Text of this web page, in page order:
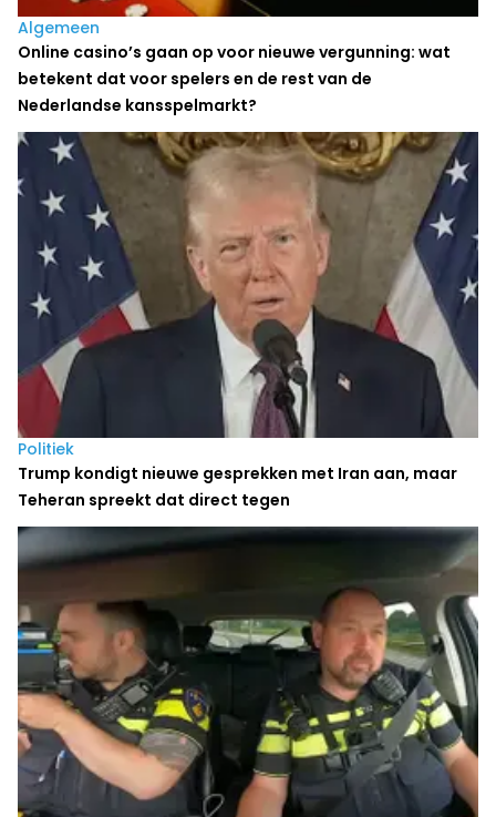
Algemeen
Online casino’s gaan op voor nieuwe vergunning: wat
betekent dat voor spelers en de rest van de
Nederlandse kansspelmarkt?
Politiek
Trump kondigt nieuwe gesprekken met Iran aan, maar
Teheran spreekt dat direct tegen